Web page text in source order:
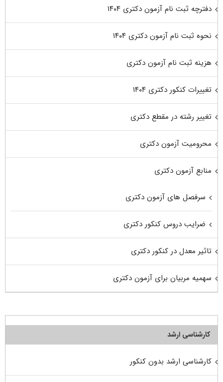
دفترچه ثبت نام آزمون دکتری ۱۴۰۴
نحوه ثبت نام آزمون دکتری ۱۴۰۴
هزینه ثبت نام آزمون دکتری
تغییرات کنکور دکتری ۱۴۰۴
تغییر رشته در مقطع دکتری
محرومیت آزمون دکتری
منابع آزمون دکتری
سرفصل های آزمون دکتری
ضرایب دروس کنکور دکتری
تاثیر معدل در کنکور دکتری
سهمیه مربیان برای آزمون دکتری
کارشناسی ارشد
کارشناسی ارشد بدون کنکور